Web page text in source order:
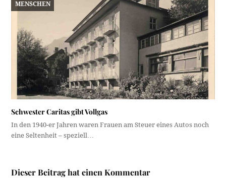
MENSCHEN
Schwester Caritas gibt Vollgas
In den 1940-er Jahren waren Frauen am Steuer eines Autos noch
eine Seltenheit – speziell…
Dieser Beitrag hat einen Kommentar